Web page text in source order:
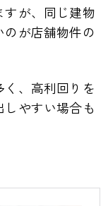
すが、同じ建物
が店舗物件の
、高利回りを
やすい場合も